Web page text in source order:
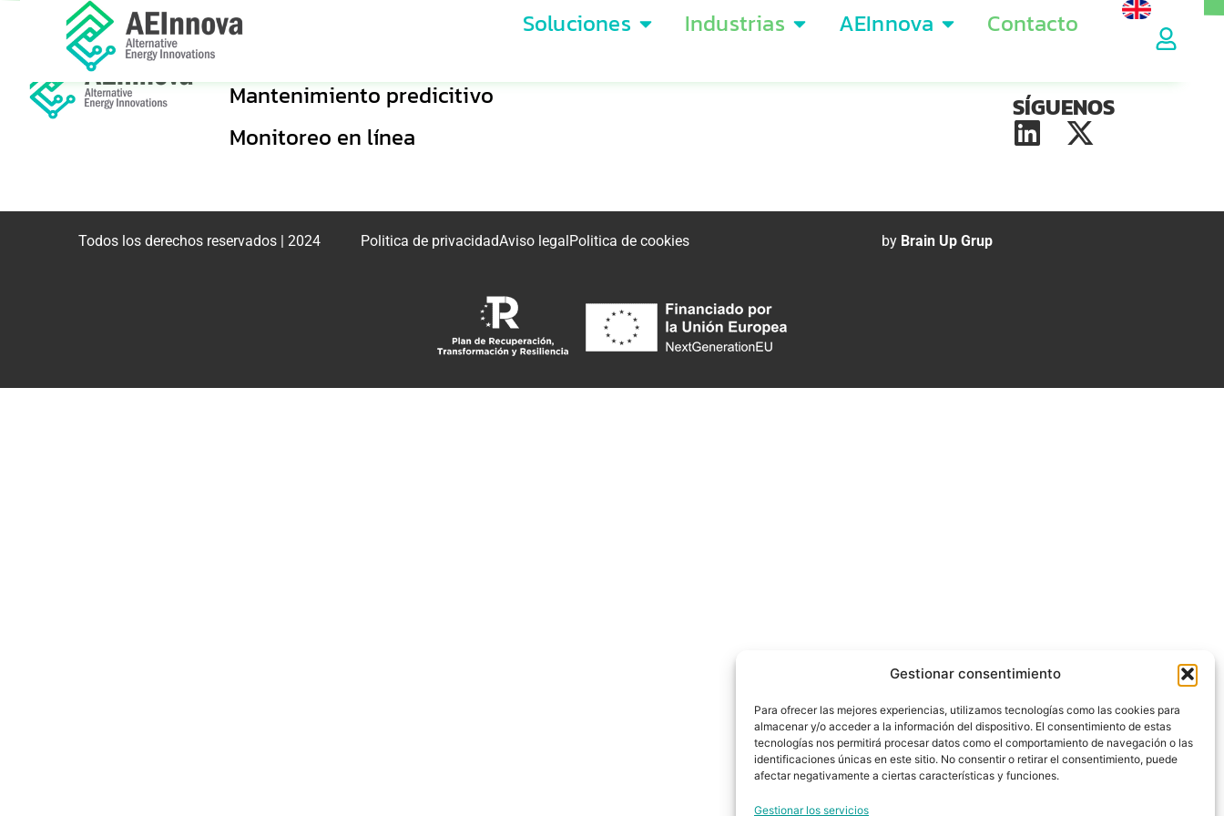
Gestionar consentimiento
Para ofrecer las mejores experiencias, utilizamos tecnologías como las cookies para
almacenar y/o acceder a la información del dispositivo. El consentimiento de estas
tecnologías nos permitirá procesar datos como el comportamiento de navegación o las
identificaciones únicas en este sitio. No consentir o retirar el consentimiento, puede
afectar negativamente a ciertas características y funciones.
Gestionar los servicios
Soluciones Industrias AEInnova
Contacto
Mantenimiento predicitivo
Monitoreo en línea
SÍGUENOS
Todos los derechos reservados | 2024 Politica de privacidadAviso legalPolitica de cookies by Brain Up Grup